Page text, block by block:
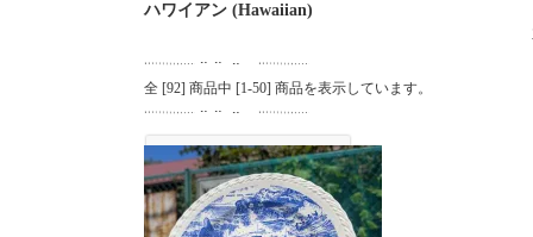
ハワイアン (Hawaiian)
全 [92] 商品中 [1-50] 商品を表示しています。